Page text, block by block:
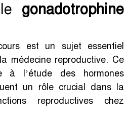
gonadotrophine
est un sujet essentiel
médecine reproductive. Ce
à l’étude des hormones
un rôle crucial dans la
reproductives chez